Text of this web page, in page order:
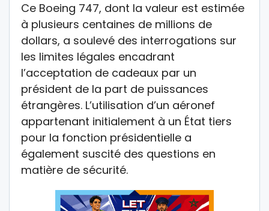
Ce Boeing 747, dont la valeur est estimée
à plusieurs centaines de millions de
dollars, a soulevé des interrogations sur
les limites légales encadrant
l’acceptation de cadeaux par un
président de la part de puissances
étrangères. L’utilisation d’un aéronef
appartenant initialement à un État tiers
pour la fonction présidentielle a
également suscité des questions en
matière de sécurité.